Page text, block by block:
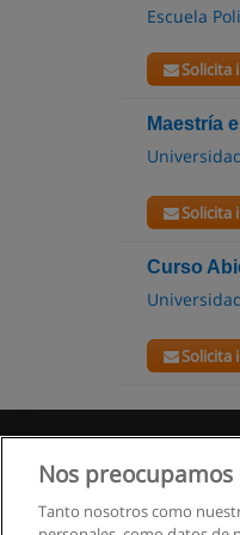
Escuela
Solicita
Maestría
Solicita
Curso
Solicita
Nos
Tanto nosotros como